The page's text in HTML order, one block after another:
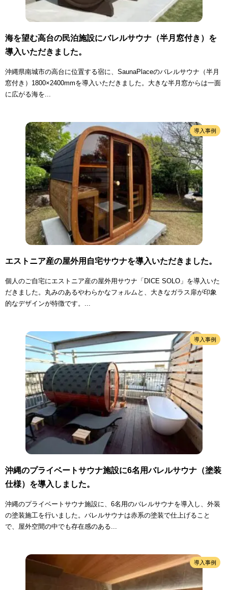
海を望む高台の民泊施設にバレルサウナ（半月窓付き）を
導入いただきました。
沖縄県南城市の高台に位置する宿に、SaunaPlaceのバレルサウナ（半月
窓付き）1800×2400mmを導入いただきました。大きな半月窓からは一面
に広がる海を...
導入事例
エストニア産の屋外用自宅サウナを導入いただきました。
個人のご自宅にエストニア産の屋外用サウナ「DICE SOLO」を導入いた
だきました。丸みのあるやわらかなフォルムと、大きなガラス扉が印象
的なデザインが特徴です。...
導入事例
沖縄のプライベートサウナ施設に6名用バレルサウナ（塗装
仕様）を導入しました。
沖縄のプライベートサウナ施設に、6名用のバレルサウナを導入し、外装
の塗装施工を行いました。バレルサウナは赤系の塗装で仕上げること
で、屋外空間の中でも存在感のある...
導入事例